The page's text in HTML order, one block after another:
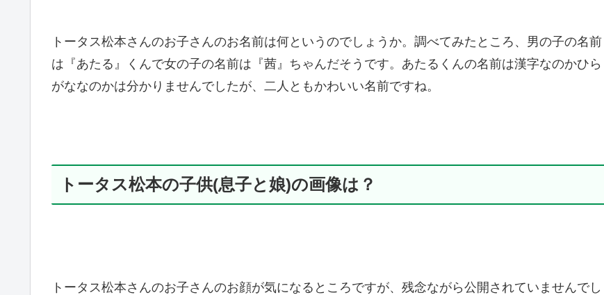
トータス松本さんのお子さんのお名前は何というのでしょうか。調べてみたところ、男の子の名前
は『あたる』くんで女の子の名前は『茜』ちゃんだそうです。あたるくんの名前は漢字なのかひら
がななのかは分かりませんでしたが、二人ともかわいい名前ですね。
トータス松本の子供(息子と娘)の画像は？
トータス松本さんのお子さんのお顔が気になるところですが、残念ながら公開されていませんでし